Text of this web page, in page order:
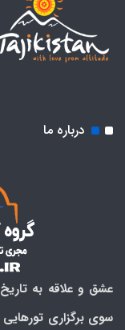
درباره ما
عشق و علاقه به
سوی برگزاری تورهایی